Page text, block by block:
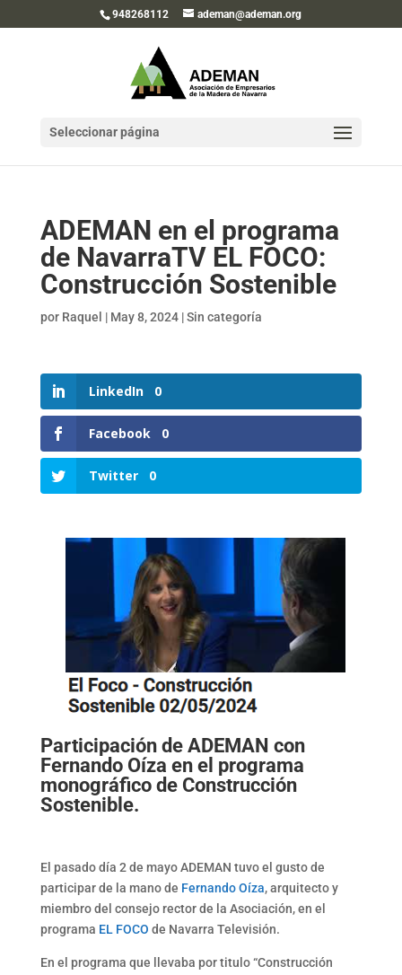
948268112 ademan@ademan.org
Seleccionar página
ADEMAN en el programa
de NavarraTV EL FOCO:
Construcción Sostenible
por Raquel | May 8, 2024|Sin categoría
LinkedIn 0
Facebook 0
Twitter 0
Participación de ADEMAN con
Fernando Oíza en el programa
monográfico de Construcción
Sostenible.
El pasado día 2 de mayo ADEMAN tuvo el gusto de
participar de la mano de Fernando Oíza, arquitecto y
miembro del consejo rector de la Asociación, en el
programa EL FOCO de Navarra Televisión.
En el programa que llevaba por titulo “Construcción